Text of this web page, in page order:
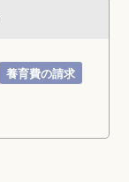
養育費の請求